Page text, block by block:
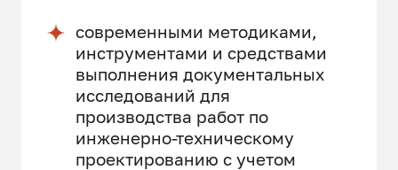
современными методиками,
инструментами и средствами
выполнения документальных
исследований для
производства работ по
инженерно-техническому
проектированию с учетом